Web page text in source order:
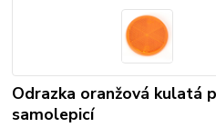
Odrazka oranžová kulatá
samolepicí